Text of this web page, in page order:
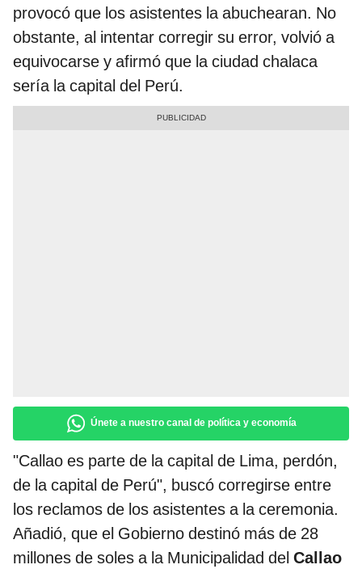
provocó que los asistentes la abuchearan. No
obstante, al intentar corregir su error, volvió a
equivocarse y afirmó que la ciudad chalaca
sería la capital del Perú.
Únete a nuestro canal de política y economía
"Callao es parte de la capital de Lima, perdón,
de la capital de Perú", buscó corregirse entre
los reclamos de los asistentes a la ceremonia.
Añadió, que el Gobierno destinó más de 28
millones de soles a la Municipalidad del Callao